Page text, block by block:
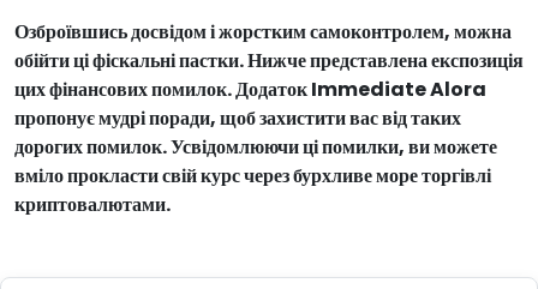
Озброївшись досвідом і жорстким самоконтролем, можна
обійти ці фіскальні пастки. Нижче представлена експозиція
цих фінансових помилок. Додаток Immediate Alora
пропонує мудрі поради, щоб захистити вас від таких
дорогих помилок. Усвідомлюючи ці помилки, ви можете
вміло прокласти свій курс через бурхливе море торгівлі
криптовалютами.